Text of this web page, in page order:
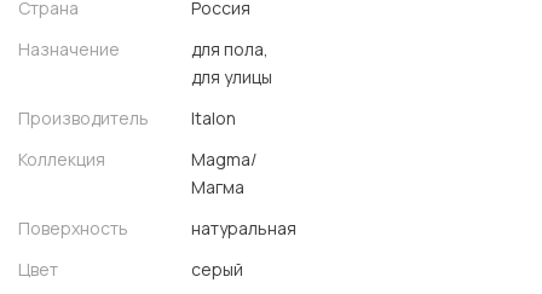
Страна
Россия
Назначение
для пола,
для улицы
Производитель
Italon
Коллекция
Magma/
Магма
Поверхность
натуральная
Цвет
серый